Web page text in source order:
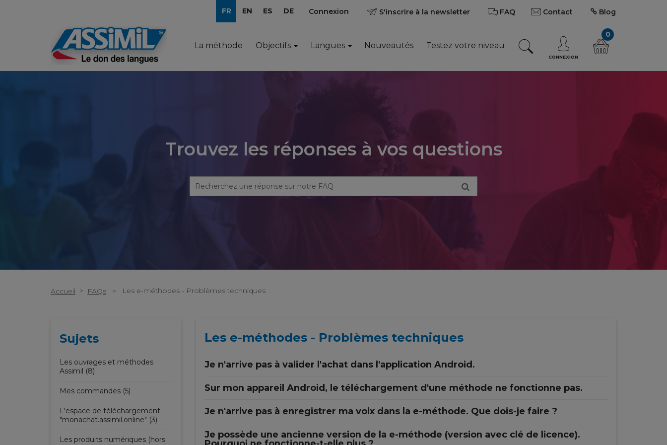
FR EN ES DE Connexion S'inscrire à la newsletter FAQ Contact Blog
La méthode Objectifs Langues Nouveautés Testez votre niveau
CONNEXION
0
Trouvez les réponses à vos questions
Accueil > FAQs > Les e-méthodes - Problèmes techniques
Sujets
Les ouvrages et méthodes
Assimil (8)
Mes commandes (5)
L'espace de téléchargement
"monachat.assimil.online" (3)
Les produits numériques (hors
Les e-méthodes - Problèmes techniques
Je n'arrive pas à valider l'achat dans l'application Android.
Sur mon appareil Android, le téléchargement d'une méthode ne fonctionne pas.
Je n'arrive pas à enregistrer ma voix dans la e-méthode. Que dois-je faire ?
Je possède une ancienne version de la e-méthode (version avec clé de licence).